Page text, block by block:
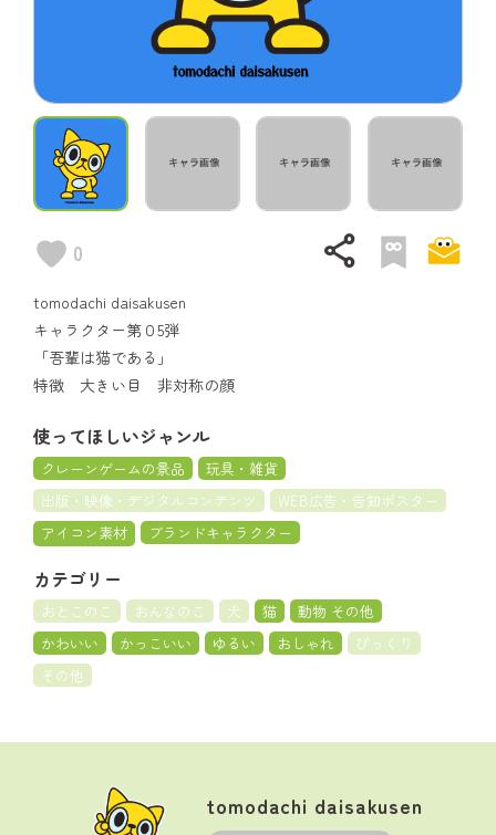
0 share
tomodachi daisakusen
キャラクター第０5弾
「吾輩は猫である」
特徴 大きい目 非対称の顔
使ってほしいジャンル
クレーンゲームの景品
玩具・雑貨
出版・映像・デジタルコンテンツ
WEB広告・告知ポスター
アイコン素材
ブランドキャラクター
カテゴリー
おとこのこ おんなのこ 犬 猫
動物 その他
かわいい
かっこいい ゆるい おしゃれ
びっくり
その他
tomodachi daisakusen